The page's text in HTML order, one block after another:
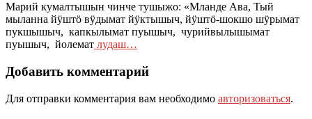
Марий кумалтышын чинче тушыжо: «Мланде Ава, Тый
мыланна йӱштӧ вӱдымат йӱктышыч, йӱштӧ-шокшо шӱрымат
пукшышыч, капкылымат пуышыч, чурийвылышымат
пуышыч, йолемат лудаш…
Добавить комментарий
Для отправки комментария вам необходимо авторизоваться.